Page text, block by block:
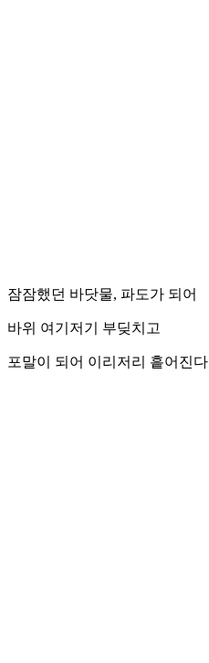
잠잠했던 바닷물, 파도가 되어
바위 여기저기 부딪치고
포말이 되어 이리저리 흩어진다